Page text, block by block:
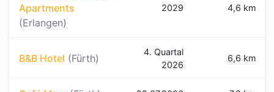
Apartments
(Erlangen)
2029 4,6 km
B&B Hotel (Fürth)
4. Quartal
2026
6,6 km